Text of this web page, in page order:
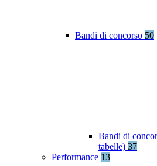
Bandi di concorso 50
Bandi di
tabelle) 37
Performance 13